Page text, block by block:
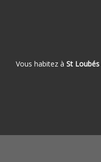
Vous habitez à St Loubés